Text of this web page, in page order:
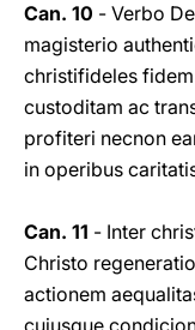
Can. 10 - Verbo
magisterio
christifideles
custoditam ac
profiteri necnon
in operibus
Can. 11 - Inter
Christo
actionem
cuiusque